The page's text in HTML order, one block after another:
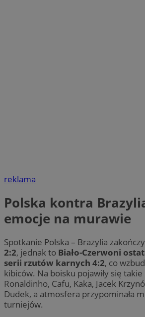
reklama
Polska kontra
emocje na murawie
Spotkanie Polska – Brazylia
2:2, jednak to Biało-Czerwoni
serii rzutów karnych 4:2, co
kibiców. Na boisku pojawiły się
Ronaldinho, Cafu, Kaka, Jacek
Dudek, a atmosfera przypominała
turniejów.